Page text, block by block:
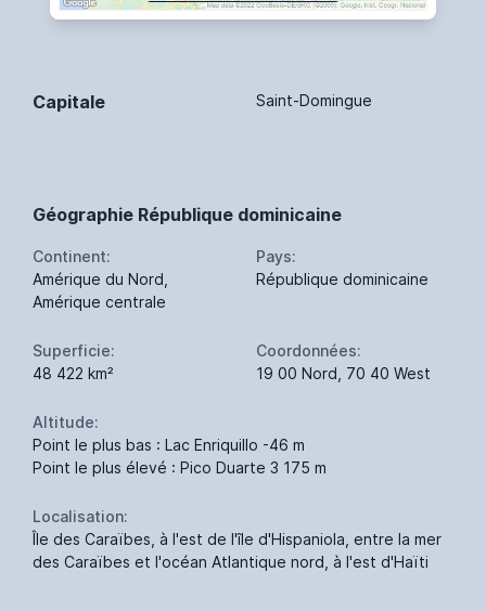
AFFICHER LA CARTE
Capitale Saint-Domingue
Géographie République dominicaine
Continent:
Amérique du Nord,
Amérique centrale
Pays:
République dominicaine
Superficie:
48 422 km²
Coordonnées:
19 00 Nord, 70 40 West
Altitude:
Point le plus bas : Lac Enriquillo -46 m
Point le plus élevé : Pico Duarte 3 175 m
Localisation:
Île des Caraïbes, à l'est de l'île d'Hispaniola, entre la mer
des Caraïbes et l'océan Atlantique nord, à l'est d'Haïti